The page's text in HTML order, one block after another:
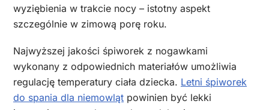
wyziębienia w trakcie nocy – istotny aspekt
szczególnie w zimową porę roku.
Najwyższej jakości śpiworek z nogawkami
wykonany z odpowiednich materiałów umożliwia
regulację temperatury ciała dziecka. Letni śpiworek
do spania dla niemowląt powinien być lekki